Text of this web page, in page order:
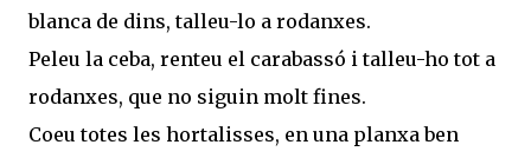
blanca de dins, talleu-lo a rodanxes.
Peleu la ceba, renteu el carabassó i talleu-ho tot a
rodanxes, que no siguin molt fines.
Coeu totes les hortalisses, en una planxa ben